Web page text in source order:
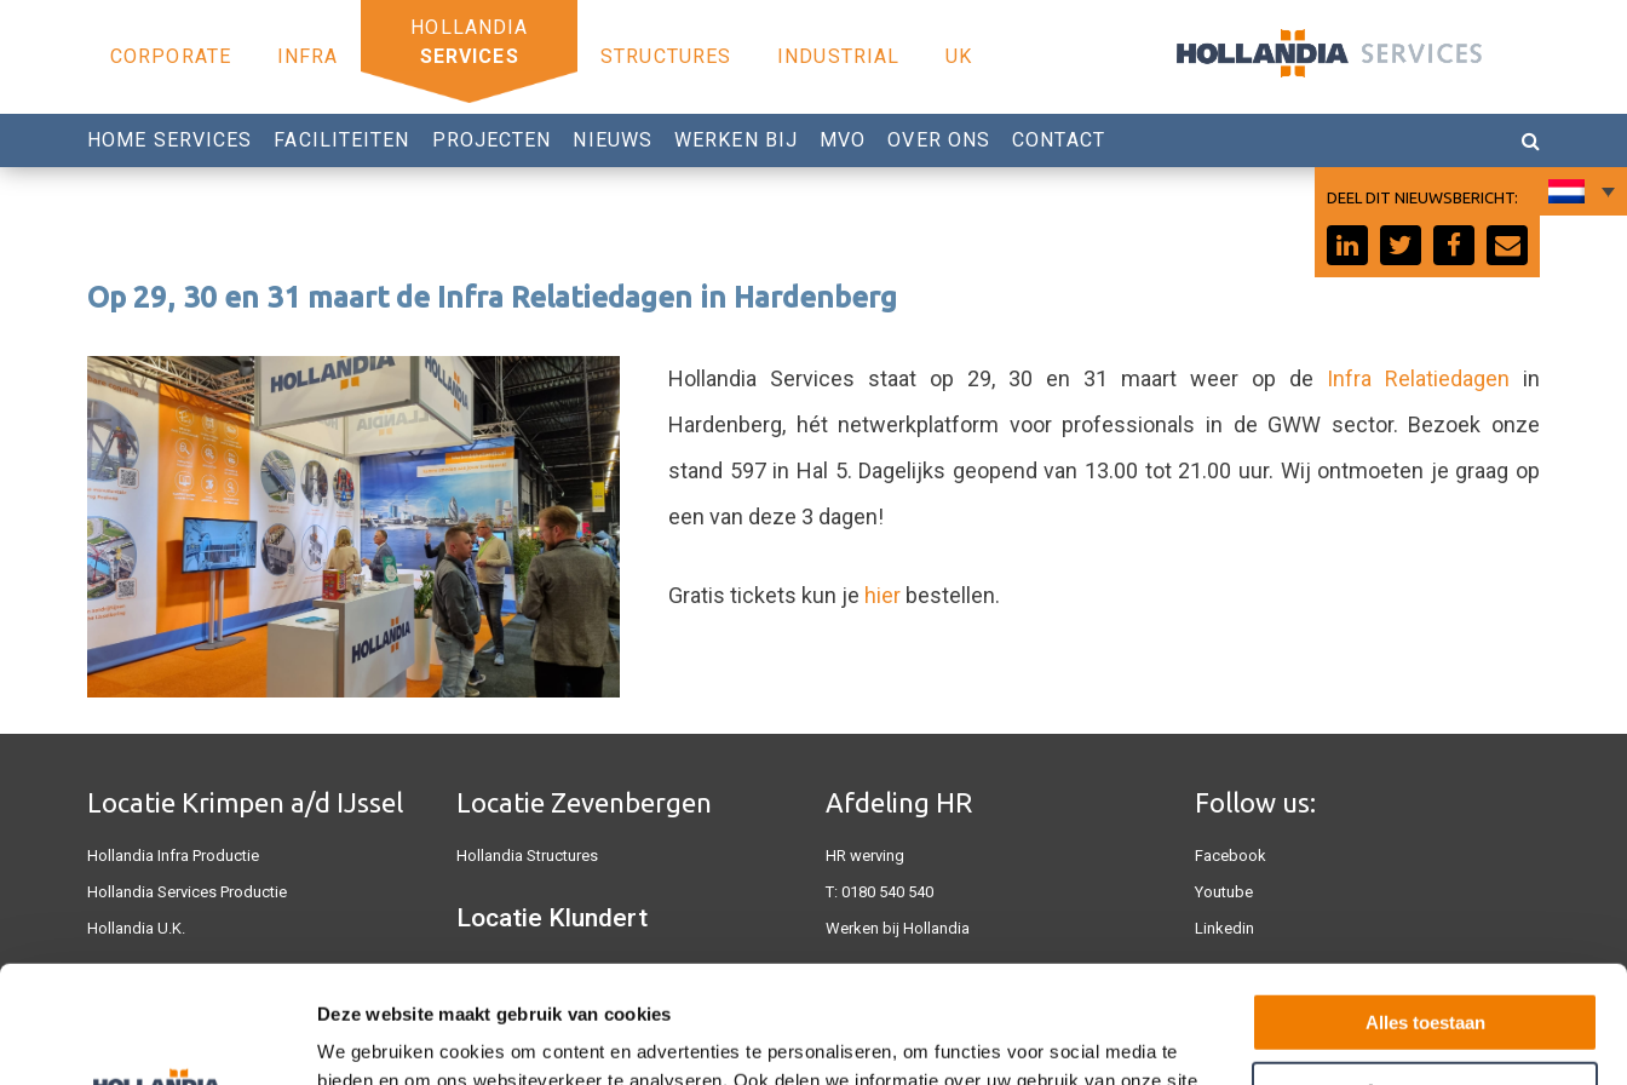
Deze website maakt gebruik van cookies
We gebruiken cookies om content en advertenties te personaliseren, om functies voor social media te
bieden en om ons websiteverkeer te analyseren. Ook delen we informatie over uw gebruik van onze site
Alles toestaan
CORPORATE INFRA SERVICES STRUCTURES INDUSTRIAL UK
HOME SERVICES FACILITEITEN PROJECTEN NIEUWS WERKEN BIJ MVO OVER ONS CONTACT
Op 29, 30 en 31 maart de Infra Relatiedagen in Hardenberg
DEEL DIT NIEUWSBERICHT:
Hollandia Services staat op 29, 30 en 31 maart weer op de Infra Relatiedagen in
Hardenberg, hét netwerkplatform voor professionals in de GWW sector. Bezoek onze
stand 597 in Hal 5. Dagelijks geopend van 13.00 tot 21.00 uur. Wij ontmoeten je graag op
een van deze 3 dagen!
Gratis tickets kun je hier bestellen.
Locatie Krimpen a/d IJssel
Hollandia Infra Productie
Hollandia Services Productie
Hollandia U.K.
Hollandia Infra Kantoor
Locatie Zevenbergen
Hollandia Structures
Locatie Klundert
Hollandia Industrial
Locatie Friesland
Afdeling HR
HR werving
T: 0180 540 540
Werken bij Hollandia
Follow us:
Facebook
Youtube
Linkedin